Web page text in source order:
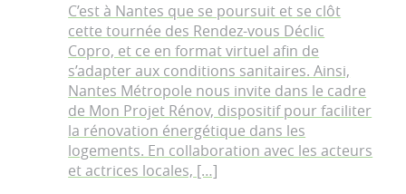
C’est à Nantes que se poursuit et se clôt
cette tournée des Rendez-vous Déclic
Copro, et ce en format virtuel afin de
s’adapter aux conditions sanitaires. Ainsi,
Nantes Métropole nous invite dans le cadre
de Mon Projet Rénov, dispositif pour faciliter
la rénovation énergétique dans les
logements. En collaboration avec les acteurs
et actrices locales, […]